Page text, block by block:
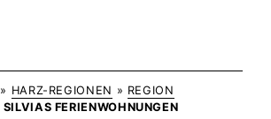
» HARZ-REGIONEN » REGION
SILVIAS FERIENWOHNUNGEN